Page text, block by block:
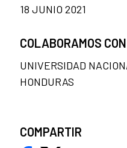
18 JUNIO 2021
COLABORAMOS CON
UNIVERSIDAD
HONDURAS
COMPARTIR